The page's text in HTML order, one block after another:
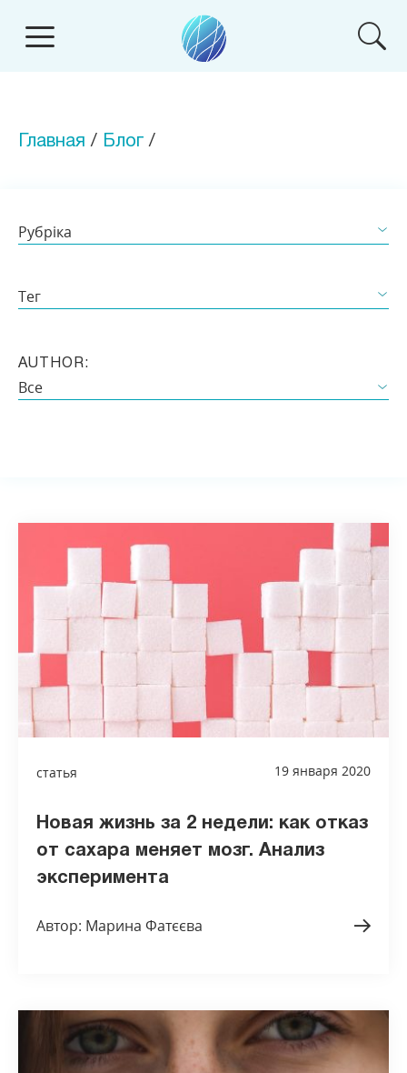
Главная / Блог /
Рубріка
СТАТЬЯ
Тег
Терапия
AUTHOR:
Все
статья 19 января 2020
Новая жизнь за 2 недели: как отказ
от сахара меняет мозг. Анализ
эксперимента
Автор: Марина Фатєєва